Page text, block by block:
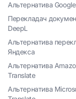
Альтернатива
Перекладач
DeepL
Альтернатива
Яндекса
Альтернатива
Translate
Альтернатива